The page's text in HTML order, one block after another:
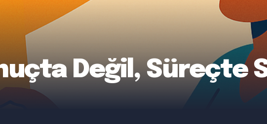
Değil, Süreçte